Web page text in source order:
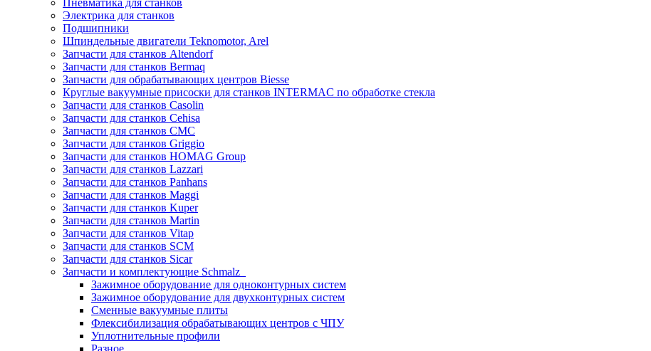
Пневматика для станков
Электрика для станков
Подшипники
Шпиндельные двигатели Teknomotor, Arel
Запчасти для станков Altendorf
Запчасти для станков Bermaq
Запчасти для обрабатывающих центров Biesse
Круглые вакуумные присоски для станков INTERMAC по обработке стекла
Запчасти для станков Casolin
Запчасти для станков Cehisa
Запчасти для станков CMC
Запчасти для станков Griggio
Запчасти для станков HOMAG Group
Запчасти для станков Lazzari
Запчасти для станков Panhans
Запчасти для станков Maggi
Запчасти для станков Kuper
Запчасти для станков Martin
Запчасти для станков Vitap
Запчасти для станков SCM
Запчасти для станков Sicar
Запчасти и комплектующие Schmalz
Зажимное оборудование для одноконтурных систем
Зажимное оборудование для двухконтурных систем
Сменные вакуумные плиты
Флексибилизация обрабатывающих центров с ЧПУ
Уплотнительные профили
Разное